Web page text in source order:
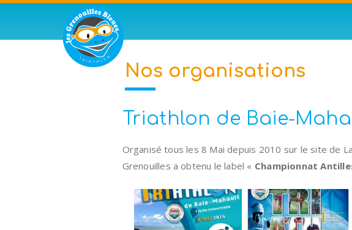
Nos organisations
Triathlon de Baie-
Organisé tous les 8 Mai depuis 2010 sur le site de
Grenouilles a obtenu le label « Championnat